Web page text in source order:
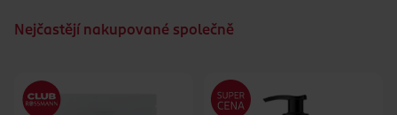
Nejčastějí nakupované společně